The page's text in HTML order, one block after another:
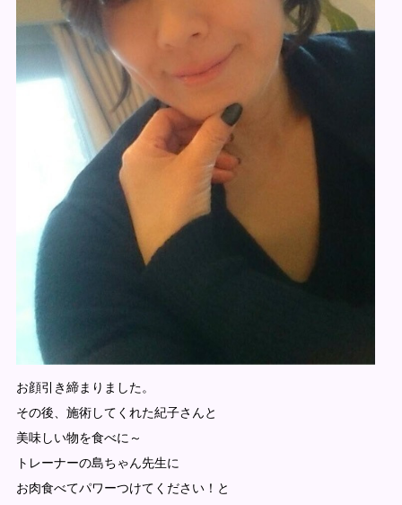
お顔引き締まりました。
その後、施術してくれた紀子さんと
美味しい物を食べに～
トレーナーの島ちゃん先生に
お肉食べてパワーつけてください！と